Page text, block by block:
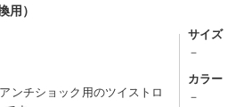
）
ンチショック用のツイストロ
サイズ
－
カラー
－